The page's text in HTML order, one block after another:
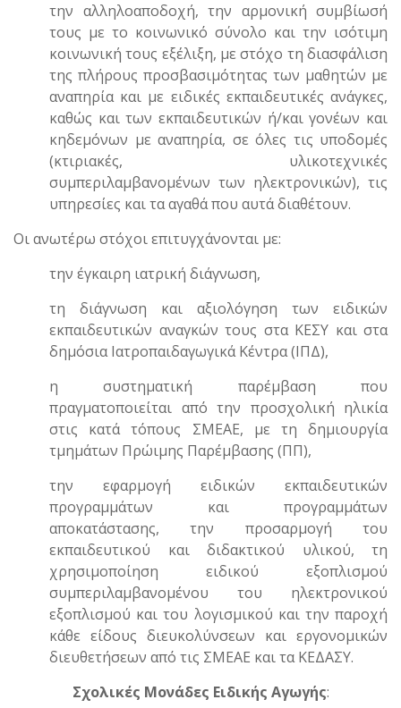
την αλληλοαποδοχή, την αρμονική συμβίωσή
τους με το κοινωνικό σύνολο και την ισότιμη
κοινωνική τους εξέλιξη, με στόχο τη διασφάλιση
της πλήρους προσβασιμότητας των μαθητών με
αναπηρία και με ειδικές εκπαιδευτικές ανάγκες,
καθώς και των εκπαιδευτικών ή/και γονέων και
κηδεμόνων με αναπηρία, σε όλες τις υποδομές
(κτιριακές, υλικοτεχνικές
συμπεριλαμβανομένων των ηλεκτρονικών), τις
υπηρεσίες και τα αγαθά που αυτά διαθέτουν.
Οι ανωτέρω στόχοι επιτυγχάνονται με:
την έγκαιρη ιατρική διάγνωση,
τη διάγνωση και αξιολόγηση των ειδικών
εκπαιδευτικών αναγκών τους στα ΚΕΣΥ και στα
δημόσια Ιατροπαιδαγωγικά Κέντρα (ΙΠΔ),
η συστηματική παρέμβαση που
πραγματοποιείται από την προσχολική ηλικία
στις κατά τόπους ΣΜΕΑΕ, με τη δημιουργία
τμημάτων Πρώιμης Παρέμβασης (ΠΠ),
την εφαρμογή ειδικών εκπαιδευτικών
προγραμμάτων και προγραμμάτων
αποκατάστασης, την προσαρμογή του
εκπαιδευτικού και διδακτικού υλικού, τη
χρησιμοποίηση ειδικού εξοπλισμού
συμπεριλαμβανομένου του ηλεκτρονικού
εξοπλισμού και του λογισμικού και την παροχή
κάθε είδους διευκολύνσεων και εργονομικών
διευθετήσεων από τις ΣΜΕΑΕ και τα ΚΕΔΑΣΥ.
Σχολικές Μονάδες Ειδικής Αγωγής: